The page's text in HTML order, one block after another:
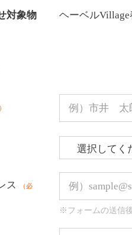
対象物
ヘーベルVillage
ス （必
※フォームの送信